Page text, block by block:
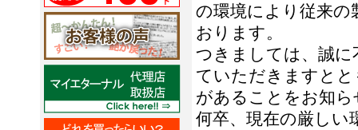
の環境により従来の
おります。
つきましては、誠
ていただきますと
があることをお知
何卒、現在の厳しい